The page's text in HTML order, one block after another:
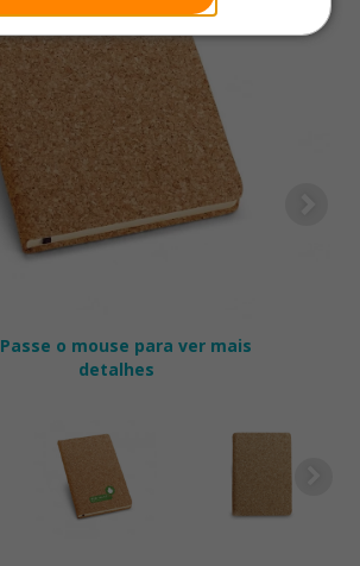
Passe o mouse para ver mais
detalhes